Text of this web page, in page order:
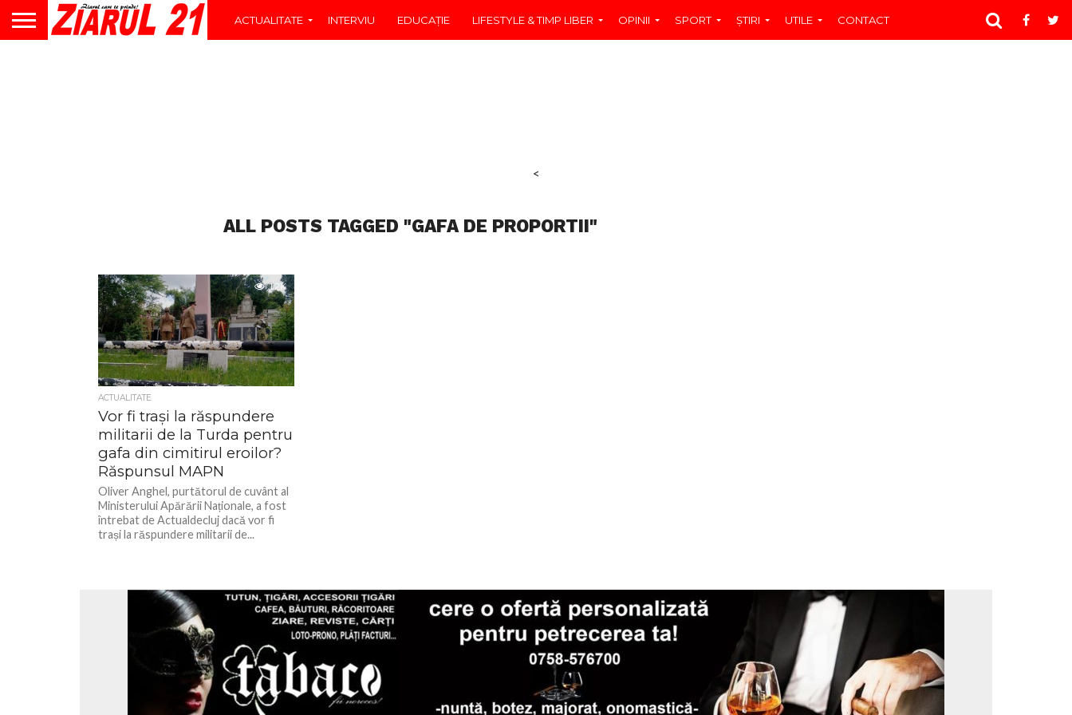
ACTUALITATE INTERVIU EDUCAŢIE LIFESTYLE & TIMP LIBER OPINII SPORT ŞTIRI UTILE CONTACT
<
ALL POSTS TAGGED "GAFA DE PROPORTII"
1.2K
ACTUALITATE
Vor fi trași la răspundere
militarii de la Turda pentru
gafa din cimitirul eroilor?
Răspunsul MAPN
Oliver Anghel, purtătorul de cuvânt al
Ministerului Apărării Naționale, a fost
întrebat de Actualdecluj dacă vor fi
trași la răspundere militarii de...